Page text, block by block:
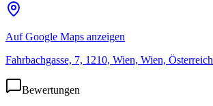
Auf Google Maps anzeigen
Fahrbachgasse, 7, 1210, Wien, Wien, Österreich
Bewertungen